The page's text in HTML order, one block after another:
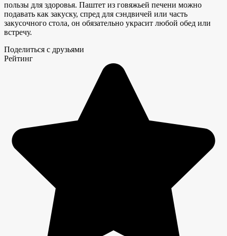
пользы для здоровья. Паштет из говяжьей печени можно
подавать как закуску, спред для сэндвичей или часть
закусочного стола, он обязательно украсит любой обед или
встречу.
Поделиться с друзьями
Рейтинг